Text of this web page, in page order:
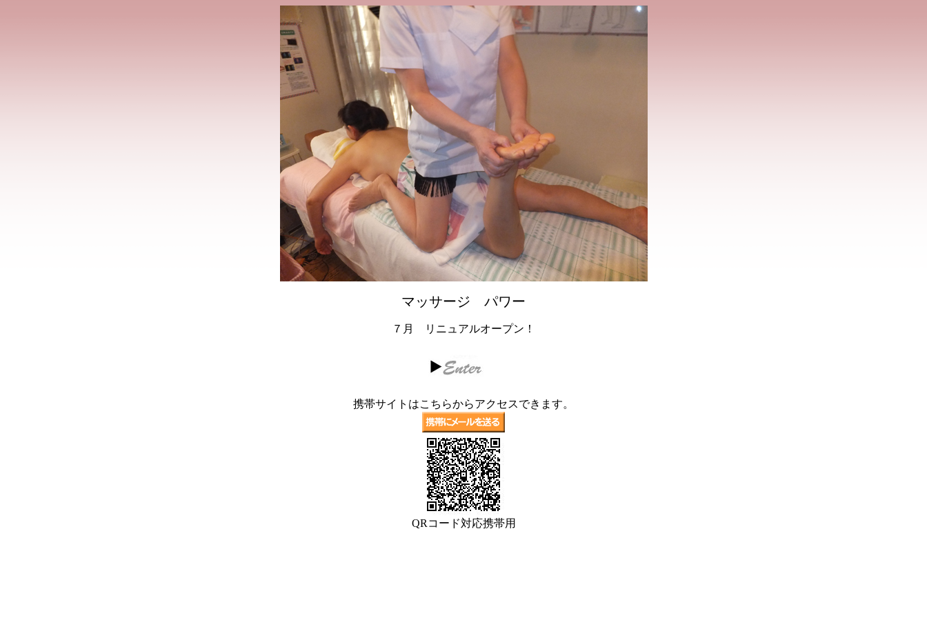
マッサージ パワー
７月 リニュアルオープン！
携帯サイトはこちらからアクセスできます。
QRコード対応携帯用